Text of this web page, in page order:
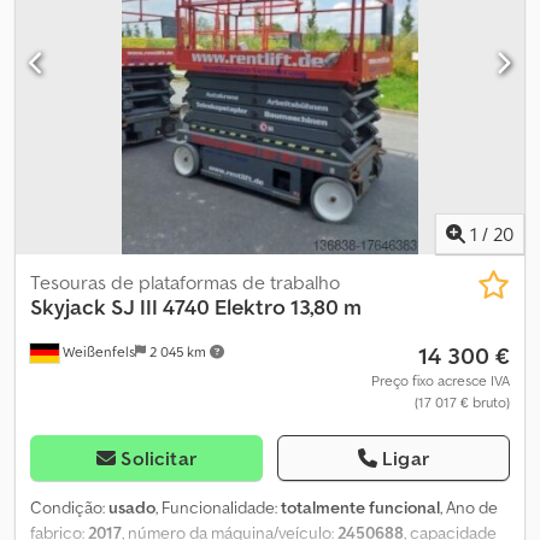
trabalho: 11,75 m Altura da plataforma: 9,75 m Dodpfx Aeu It
Ipocqekr Extensão da plataforma: 1,22 m Dimensões da plataforma
(CxL): 2,13 x 1,07 m Dimensões totais (CxLxA): 2,31 x 1,17 x 2,24 m Peso:
2.302 kg Capacidade de carga: 317 kg Capacidade de carga com
distribuição: 204 kg Velocidade de deslocação: 1,1 - 3,2 km/h
Capacidade de subida: 25% Totalmente funcional, sinais gerais de
1 / 20
Weißenfels 2 045 km
Tesouras de plataformas de trabalho
Skyjack SJ III 4740 Elektro 13,80 m
14 300 €
Preço fixo acresce IVA
(17 017 € bruto)
Solicitar Ligar
Condição:usado, Funcionalidade:totalmente funcional, Ano de
fabrico:2017, número da máquina/veículo:2450688, capacidade